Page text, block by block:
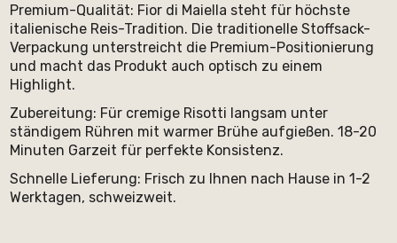
Premium-Qualität: Fior di Maiella steht für höchste
italienische Reis-Tradition. Die traditionelle Stoffsack-
Verpackung unterstreicht die Premium-Positionierung
und macht das Produkt auch optisch zu einem
Highlight.
Zubereitung: Für cremige Risotti langsam unter
ständigem Rühren mit warmer Brühe aufgießen. 18-20
Minuten Garzeit für perfekte Konsistenz.
Schnelle Lieferung: Frisch zu Ihnen nach Hause in 1-2
Werktagen, schweizweit.